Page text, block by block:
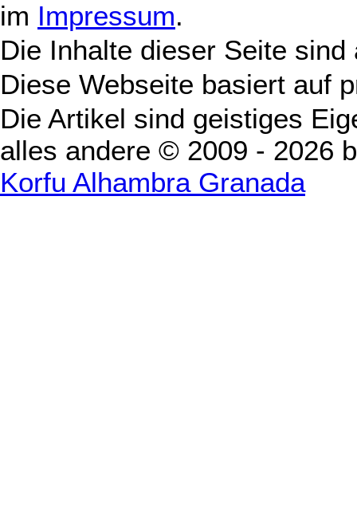
im Impressum.
Die Inhalte dieser Seite
Diese Webseite basiert auf
Die Artikel sind geistiges
alles andere © 2009 - 2026
Korfu Alhambra Granada